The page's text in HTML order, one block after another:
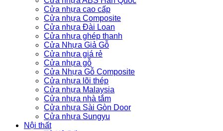
Cửa nhựa cao cấp
Cửa nhựa Composite
Cửa nhựa Đài Loan
Cửa nhựa ghép thanh
Cửa Nhựa Giả Gỗ
Cửa nhựa giá rẻ
Cửa nhựa gỗ
Cửa Nhựa Gỗ Composite
Cửa nhựa lõi thép
Cửa nhựa Malaysia
Cửa nhựa nhà tắm
Cửa nhựa Sài Gòn Door
Cửa nhựa Sungyu
Nội thất